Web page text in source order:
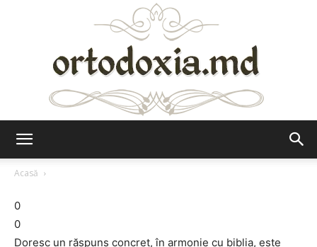
Acasă
0
0
Doresc un răspuns concret, în armonie cu biblia, este